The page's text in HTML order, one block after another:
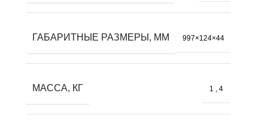
ГАБАРИТНЫЕ РАЗМЕРЫ, ММ 997×124×44
МАССА, КГ 1 , 4